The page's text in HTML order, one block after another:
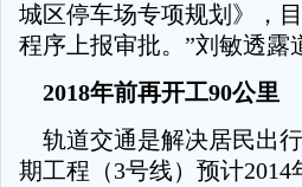
城区停车场专项规划》，
程序上报审批。”刘敏透露
2018年前再开工90公里
轨道交通是解决居民出
期工程（3号线）预计